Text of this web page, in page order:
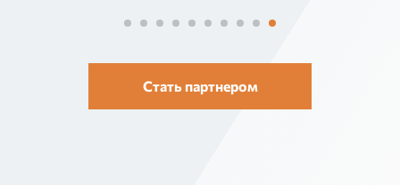
Стать партнером